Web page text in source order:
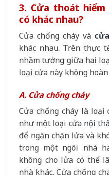
3. Cửa thoát
có khác nhau?
Cửa chống cháy và
khác nhau. Trên thực
nhầm tưởng giữa hai
loại cửa này không
A. Cửa chống cháy
Cửa chống cháy là
như một loại cửa nội
để ngăn chặn lửa và
trong một ngôi nhà
không cho lửa có thể
nhà khác. Cửa chống